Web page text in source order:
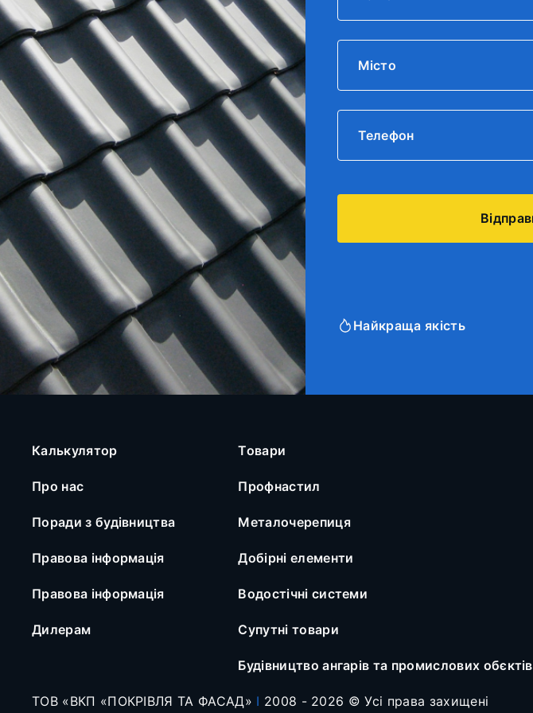
Найкраща якість
Калькулятор
Про нас
Поради з будівництва
Правова інформація
Правова інформація
Дилерам
Товари
Профнастил
Металочерепиця
Добірні елементи
Водостічні системи
Супутні товари
Будівництво ангарів та промислових обєктів
ТОВ «ВКП «ПОКРІВЛЯ ТА ФАСАД» I 2008 - 2026 © Усі права захищені